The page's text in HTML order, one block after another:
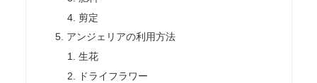
剪定
アンジェリアの利用方法
生花
ドライフラワー